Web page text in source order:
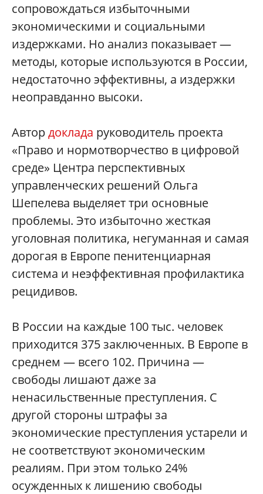
сопровождаться избыточными
экономическими и социальными
издержками. Но анализ показывает —
методы, которые используются в России,
недостаточно эффективны, а издержки
неоправданно высоки.
Автордоклада руководитель проекта
«Право и нормотворчество в цифровой
среде» Центра перспективных
управленческих решений Ольга
Шепелева выделяет три основные
проблемы. Это избыточно жесткая
уголовная политика, негуманная и самая
дорогая в Европе пенитенциарная
система и неэффективная профилактика
рецидивов.
В России на каждые 100 тыс. человек
приходится 375 заключенных. В Европе в
среднем — всего 102. Причина —
свободы лишают даже за
ненасильственные преступления. С
другой стороны штрафы за
экономические преступления устарели и
не соответствуют экономическим
реалиям. При этом только 24%
осужденных к лишению свободы